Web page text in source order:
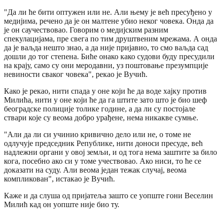
"Да ли ће бити оптужен или не. Али њему је већ пресуђено у
медијима, речено да је он малтене убио неког човека. Онда да
је он саучествовао. Говорим о медијским разним
спекулацијама, пре свега по тим друштвеним мрежама. А онда
да је ваљда нешто знао, а да није пријавио, то смо ваљда сад
дошли до тог степена. Биће онако како судови буду пресудили
на крају, само су они меродавни, уз поштовање презумпције
невиности сваког човека", рекао је Вучић.
Како је рекао, нити спада у оне који ће да воде хајку против
Милића, нити у оне који ће да га штите зато што је био шеф
београдске полиције толике године, а да ли су постојале
ствари које су веома добро урађене, нема никакве сумње.
"Али да ли си учинио кривично дело или не, о томе не
одлучује председник Републике, нити доноси пресуде, већ
надлежни органи у овој земљи, и од тога нема заштите за било
кога, посебно ако си у томе учествовао. Ако ниси, то ће се
доказати на суду. Али веома један тежак случај, веома
компликован", истакао је Вучић.
Каже и да слуша од пријатеља зашто се уопште гони Веселин
Милић кад он уопште није био ту.